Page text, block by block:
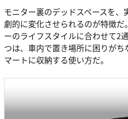
モニター裏のデッドスペースを、
劇的に変化させられるのが特徴
ーのライフスタイルに合わせて2
つは、車内で置き場所に困りが
マートに収納する使い方だ。